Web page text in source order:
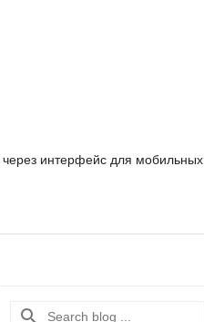
через интерфейс для мобильных